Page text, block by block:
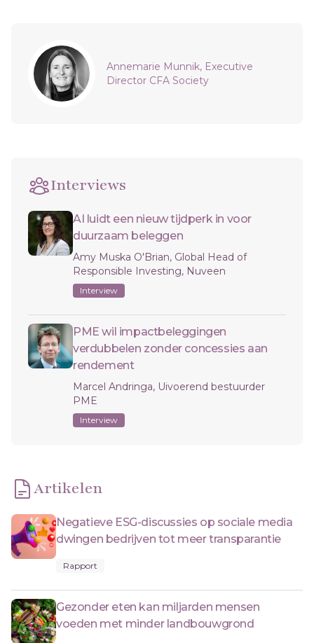
Sidebar
Annemarie Munnik, Executive
Director CFA Society
Interviews
AI luidt een nieuw tijdperk in voor
duurzaam beleggen
Amy Muska O'Brian, Global Head of
Responsible Investing, Nuveen
Interview
PME wil impactbeleggingen
verdubbelen zonder concessies aan
rendement
Marcel Andringa, Uivoerend bestuurder
PME
Interview
Artikelen
Negatieve ESG-discussies op sociale media
dwingen bedrijven tot meer transparantie
Rapport
Gezonder eten kan miljarden mensen
voeden met minder landbouwgrond